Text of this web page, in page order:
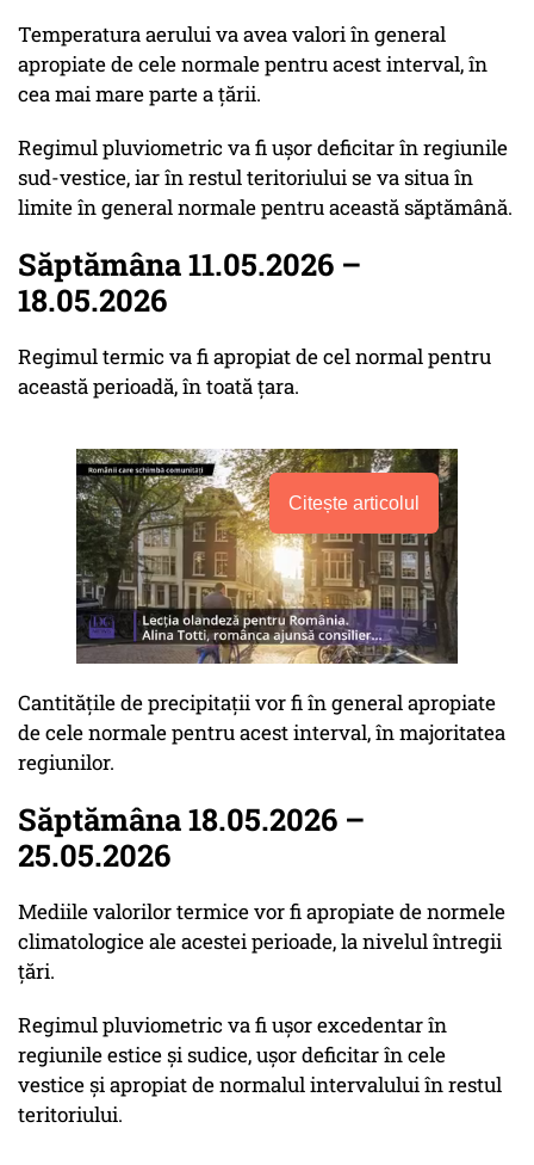
Temperatura aerului va avea valori în general
apropiate de cele normale pentru acest interval, în
cea mai mare parte a țării.
Regimul pluviometric va fi ușor deficitar în regiunile
sud-vestice, iar în restul teritoriului se va situa în
limite în general normale pentru această săptămână.
Săptămâna 11.05.2026 –
18.05.2026
Regimul termic va fi apropiat de cel normal pentru
această perioadă, în toată țara.
Citește articolul
Cantitățile de precipitații vor fi în general apropiate
de cele normale pentru acest interval, în majoritatea
regiunilor.
Săptămâna 18.05.2026 –
25.05.2026
Mediile valorilor termice vor fi apropiate de normele
climatologice ale acestei perioade, la nivelul întregii
țări.
Regimul pluviometric va fi ușor excedentar în
regiunile estice și sudice, ușor deficitar în cele
vestice și apropiat de normalul intervalului în restul
teritoriului.